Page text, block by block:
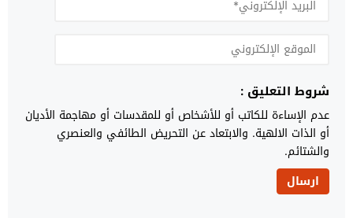
شروط التعليق :
عدم الإساءة للكاتب أو للأشخاص أو للمقدسات أو مهاجمة الأديان
أو الذات الالهية. والابتعاد عن التحريض الطائفي والعنصري
والشتائم.